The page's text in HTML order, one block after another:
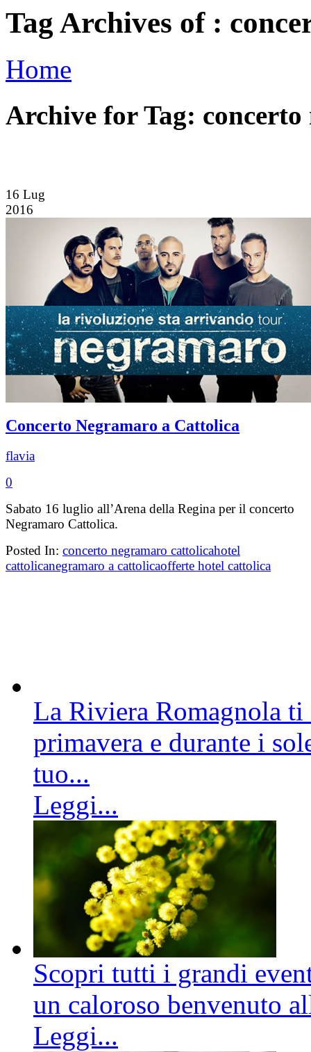
Tag Archives of :
Home
Archive for Tag:
16 Lug
2016
Concerto Negramaro a Cattolica
flavia
0
Sabato 16 luglio all’Arena della Regina per il concerto
Negramaro Cattolica.
Posted In: concerto negramaro cattolicahotel
cattolicanegramaro a cattolicaofferte hotel cattolica
La Riviera Romagnola
primavera e durante i
tuo...
Leggi...
Scopri tutti i grandi
un caloroso benvenuto
Leggi...